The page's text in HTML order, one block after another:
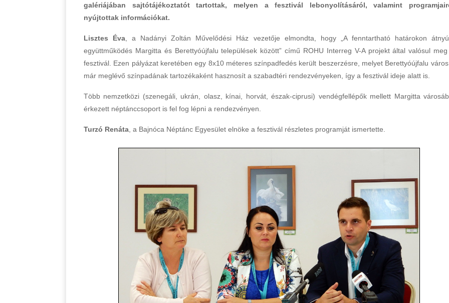
galériájában sajtótájékoztatót tartottak, melyen a fesztivál lebonyolításáról, valamint
nyújtottak információkat.
Lisztes Éva , a Nadányi Zoltán Művelődési Ház vezetője elmondta, hogy „A fenntartható határokon
együttműködés Margitta és Berettyóújfalu települések között” című ROHU Interreg V-A projekt által valósul
fesztivál. Ezen pályázat keretében egy 8x10 méteres színpadfedés került beszerzésre, melyet Berettyóújfalu
már meglévő színpadának tartozékaként hasznosít a szabadtéri rendezvényeken, így a fesztivál ideje alatt is.
Több nemzetközi (szenegáli, ukrán, olasz, kínai, horvát, észak-ciprusi) vendégfellépők mellett Margitta
érkezett néptánccsoport is fel fog lépni a rendezvényen.
Turzó Renáta , a Bajnóca Néptánc Egyesület elnöke a fesztivál részletes programját ismertette.